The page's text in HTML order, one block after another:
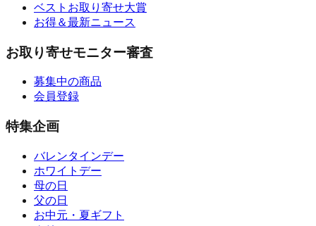
ベストお取り寄せ大賞
お得＆最新ニュース
お取り寄せモニター審査
募集中の商品
会員登録
特集企画
バレンタインデー
ホワイトデー
母の日
父の日
お中元・夏ギフト